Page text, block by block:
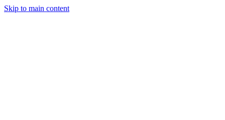
Skip to main content